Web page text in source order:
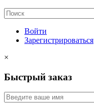
Войти
Зарегистрироваться
×
Быстрый заказ